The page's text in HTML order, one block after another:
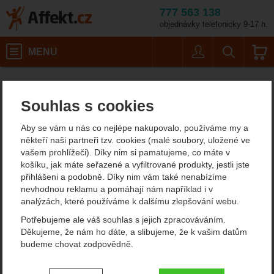
Souhlas s cookies
Aby se vám u nás co nejlépe nakupovalo, používáme my a
někteří naši partneři tzv. cookies (malé soubory, uložené ve
vašem prohlížeči). Díky nim si pamatujeme, co máte v
košíku, jak máte seřazené a vyfiltrované produkty, jestli jste
přihlášeni a podobně. Díky nim vám také nenabízíme
nevhodnou reklamu a pomáhají nám například i v
analýzách, které používáme k dalšímu zlepšování webu.
Potřebujeme ale váš souhlas s jejich zpracováváním.
Děkujeme, že nám ho dáte, a slibujeme, že k vašim datům
budeme chovat zodpovědně.
Nastavení souhlasů s kategoriemi
777 563 138
objednávky telefonicky 9-17 h.
MENU
Barva: bílá
Kama A57
Fotografie